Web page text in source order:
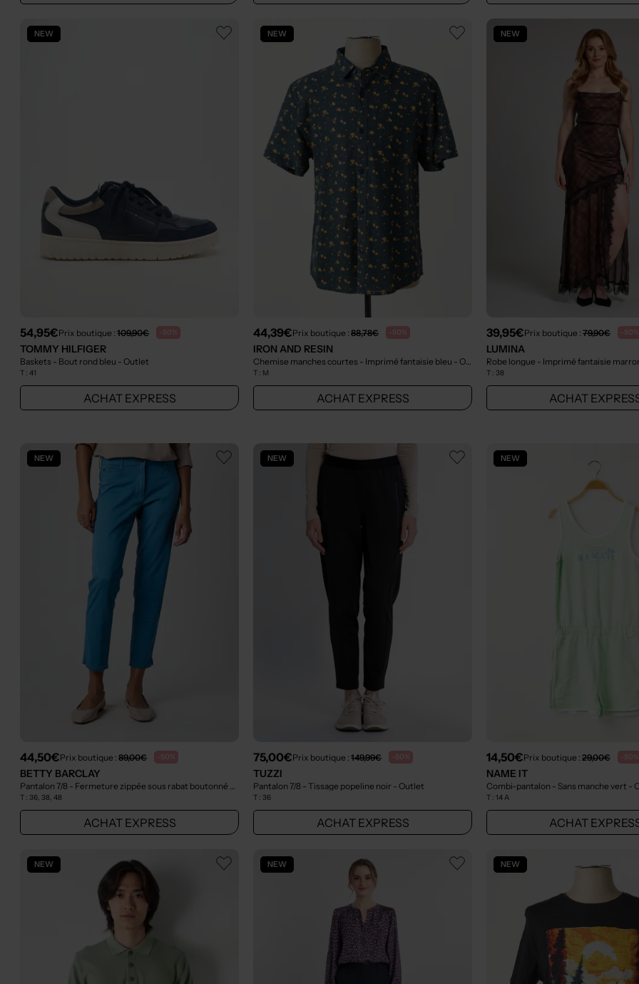
NEW
54,95€Prix boutique :109,90€ -50%
TOMMY HILFIGER
Baskets - Bout rond bleu - Outlet
T :41
ACHAT EXPRESS
NEW
44,39€Prix boutique :88,78€ -50%
IRON AND RESIN
Chemise manches courtes - Imprimé fantaisie bleu - Outlet
T : M
ACHAT EXPRESS
NEW
39,95€Prix boutique : 79,90€ -50%
LUMINA
Robe longue - Imprimé fantaisie
T : 38
ACHAT
NEW
44,50€Prix boutique :89,00€ -50%
BETTY BARCLAY
Pantalon 7/8 - Fermeture zippée sous rabat boutonné bleu - Outlet
T :36, 38, 48
ACHAT EXPRESS
NEW
75,00€Prix boutique :149,99€ -50%
TUZZI
Pantalon 7/8 - Tissage popeline noir - Outlet
T :36
ACHAT EXPRESS
NEW
14,50€Prix boutique : 29,00€ -50%
NAME IT
Combi-pantalon - Sans manche vert -
T : 14 A
ACHAT
NEW NEW NEW